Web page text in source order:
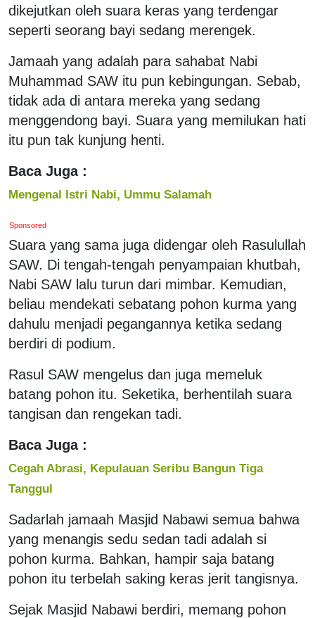
dikejutkan oleh suara keras yang terdengar
seperti seorang bayi sedang merengek.
Jamaah yang adalah para sahabat Nabi
Muhammad SAW itu pun kebingungan. Sebab,
tidak ada di antara mereka yang sedang
menggendong bayi. Suara yang memilukan hati
itu pun tak kunjung henti.
Baca Juga :
Mengenal Istri Nabi, Ummu Salamah
Sponsored
Suara yang sama juga didengar oleh Rasulullah
SAW. Di tengah-tengah penyampaian khutbah,
Nabi SAW lalu turun dari mimbar. Kemudian,
beliau mendekati sebatang pohon kurma yang
dahulu menjadi pegangannya ketika sedang
berdiri di podium.
Rasul SAW mengelus dan juga memeluk
batang pohon itu. Seketika, berhentilah suara
tangisan dan rengekan tadi.
Baca Juga :
Cegah Abrasi, Kepulauan Seribu Bangun Tiga
Tanggul
Sadarlah jamaah Masjid Nabawi semua bahwa
yang menangis sedu sedan tadi adalah si
pohon kurma. Bahkan, hampir saja batang
pohon itu terbelah saking keras jerit tangisnya.
Sejak Masjid Nabawi berdiri, memang pohon